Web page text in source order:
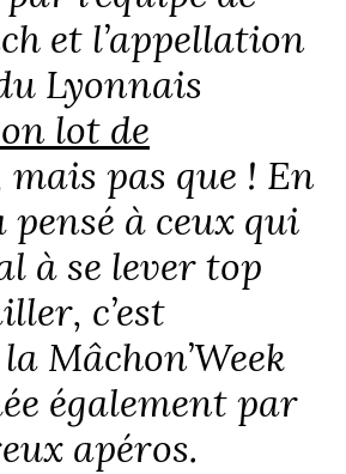
et l’appellation
Lyonnais
lot de
mais pas que ! En
pensé à ceux qui
à se lever top
c’est
Mâchon’Week
également par
apéros.